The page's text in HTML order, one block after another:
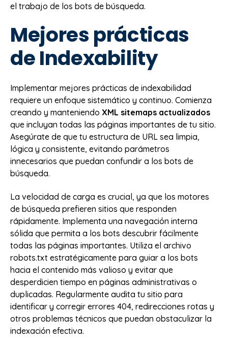
el trabajo de los bots de búsqueda.
Mejores prácticas
de Indexability
Implementar mejores prácticas de indexabilidad
requiere un enfoque sistemático y continuo. Comienza
creando y manteniendo XML sitemaps actualizados
que incluyan todas las páginas importantes de tu sitio.
Asegúrate de que tu estructura de URL sea limpia,
lógica y consistente, evitando parámetros
innecesarios que puedan confundir a los bots de
búsqueda.
La velocidad de carga es crucial, ya que los motores
de búsqueda prefieren sitios que responden
rápidamente. Implementa una navegación interna
sólida que permita a los bots descubrir fácilmente
todas las páginas importantes. Utiliza el archivo
robots.txt estratégicamente para guiar a los bots
hacia el contenido más valioso y evitar que
desperdicien tiempo en páginas administrativas o
duplicadas. Regularmente audita tu sitio para
identificar y corregir errores 404, redirecciones rotas y
otros problemas técnicos que puedan obstaculizar la
indexación efectiva.